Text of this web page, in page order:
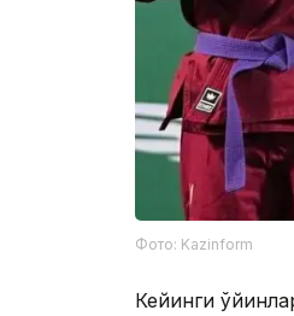
Фото: Kazinform
Кейинги